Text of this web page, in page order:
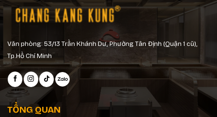
Văn phòng: 53/13 Trần Khánh Dư, Phường Tân Định (Quận 1 cũ),
Tp.Hồ Chí Minh
TỔNG QUAN